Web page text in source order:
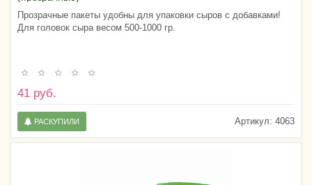
Прозрачные пакеты удобны для упаковки сыров с добавками!
Для головок сыра весом 500-1000 гр.
41 руб.
Артикул: 4063
РАСКУПИЛИ